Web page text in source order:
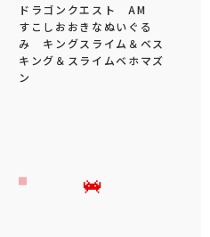
ドラゴンクエスト AM
すこしおおきなぬいぐる
み キングスライム＆ベス
キング＆スライムベホマズ
ン